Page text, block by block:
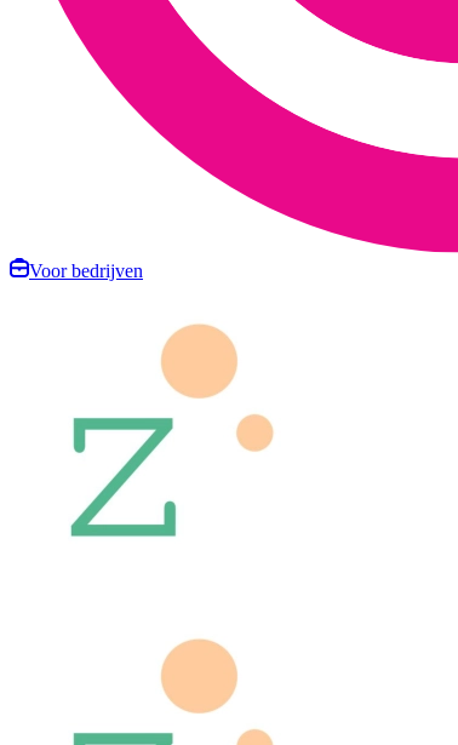
Voor bedrijven